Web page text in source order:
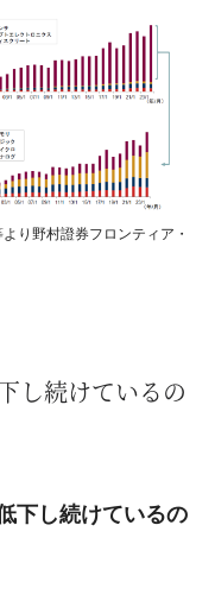
り野村證券フロンティア・
し続けているの
下し続けているの